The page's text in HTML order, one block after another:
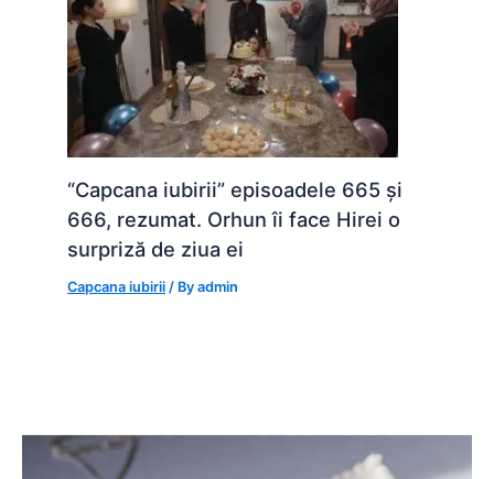
“Capcana iubirii” episoadele 665 și
666, rezumat. Orhun îi face Hirei o
surpriză de ziua ei
Capcana iubirii / Byadmin